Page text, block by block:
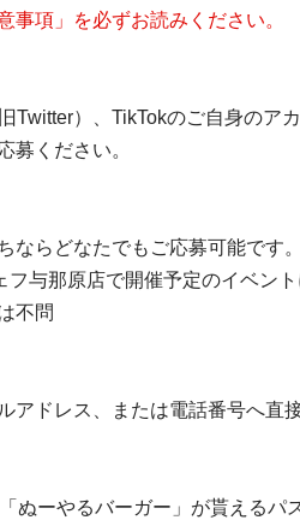
項」を必ずお読みください。
Twitter）、TikTokのご自身の
募ください。
ならどなたでもご応募可能です。
与那原店で開催予定のイベン
不問
アドレス、または電話番号へ直
ぬーやるバーガー」が貰えるパ